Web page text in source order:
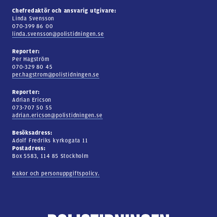
Chefredaktör och ansvarig utgivare:
Linda Svensson
070-399 86 00
linda.svensson@polistidningen.se
Reporter:
Per Hagström
070-329 80 45
per.hagstrom@polistidningen.se
Reporter:
Adrian Ericson
073-707 50 55
adrian.ericson@polistidningen.se
Besöksadress:
Adolf Fredriks kyrkogata 11
Postadress:
Box 5583, 114 85 Stockholm
Kakor och personuppgiftspolicy.